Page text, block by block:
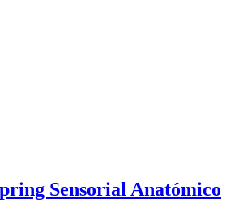
Sensorial Anatómico